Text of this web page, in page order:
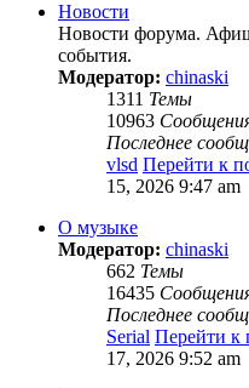
Новости
Новости форума.
события.
Модератор: chinaski
1311 Темы
10963
Последнее
vlsd Перейти к
15, 2026 9:47 am
О музыке
Модератор: chinaski
662 Темы
16435
Последнее
Serial Перейти к
17, 2026 9:52 am